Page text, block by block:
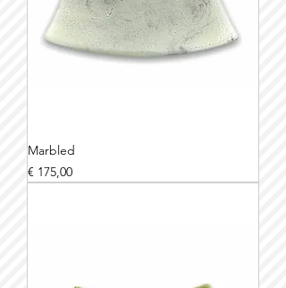
Marbled
Prijs
€ 175,00